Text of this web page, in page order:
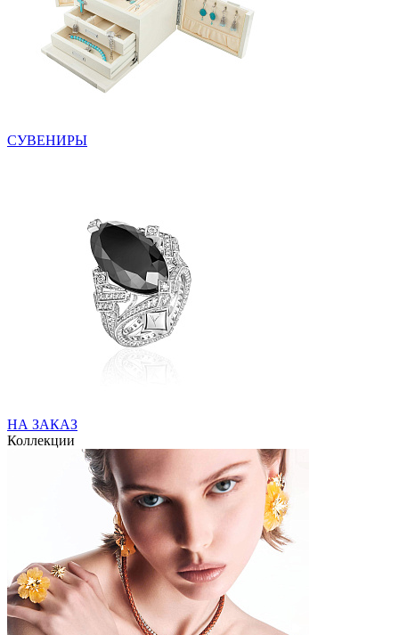
СУВЕНИРЫ
НА ЗАКАЗ
Коллекции